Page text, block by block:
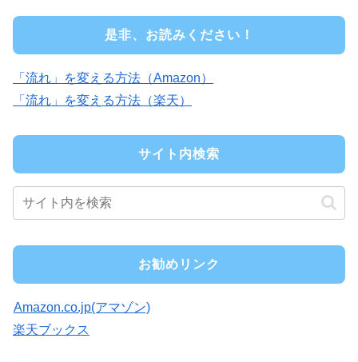
是非、お読みください！
「流れ」を変える方法（Amazon）
「流れ」を変える方法（楽天）
サイト内検索
お勧めリンク
Amazon.co.jp(アマゾン)
楽天ブックス